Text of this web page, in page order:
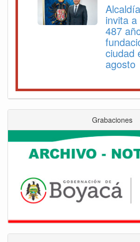
invita
487
ciudad
agosto
Grabaciones